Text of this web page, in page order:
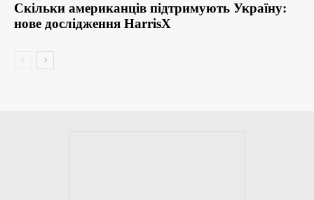
Скільки американців підтримують Україну:
нове дослідження HarrisX